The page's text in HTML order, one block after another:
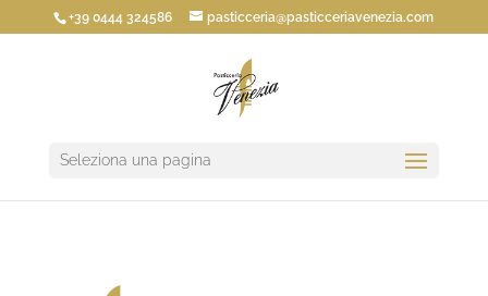
+39 0444 324586 pasticceria@pasticceriavenezia.com
Seleziona una pagina